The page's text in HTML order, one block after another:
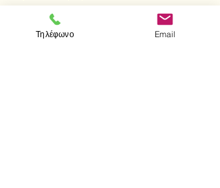
Τηλέφωνο Email